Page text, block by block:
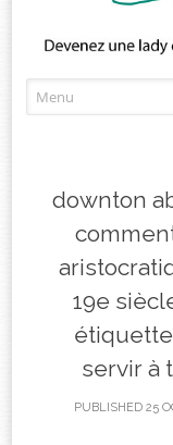
downton
19e
servir à
PUBLISHED 25